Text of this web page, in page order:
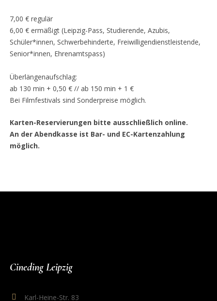
7,00 € regulär
6,00 € ermäßigt (Leipzig-Pass, Studierende, Azubis,
Schüler*innen, Schwerbehinderte, Freiwilligendienstleistende,
Senior*innen, Ehrenamtspass)
Überlängenaufschlag:
ab 130 min + 0,50 € // ab 150 min + 1 €
Bei Filmfestivals sind Sonderpreise möglich.
Karten-Reservierungen bitte ausschließlich online.
An der Abendkasse ist Bar- und EC-Kartenzahlung
möglich.
Cineding Leipzig
Karl-Heine-Str. 83